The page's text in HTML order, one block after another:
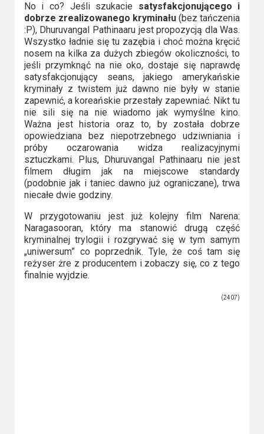
No i co? Jeśli szukacie satysfakcjonującego i
dobrze zrealizowanego kryminału (bez tańczenia
:P), Dhuruvangal Pathinaaru jest propozycją dla Was.
Wszystko ładnie się tu zazębia i choć można kręcić
nosem na kilka za dużych zbiegów okoliczności, to
jeśli przymknąć na nie oko, dostaje się naprawdę
satysfakcjonujący seans, jakiego amerykańskie
kryminały z twistem już dawno nie były w stanie
zapewnić, a koreańskie przestały zapewniać. Nikt tu
nie sili się na nie wiadomo jak wymyślne kino.
Ważna jest historia oraz to, by została dobrze
opowiedziana bez niepotrzebnego udziwniania i
próby oczarowania widza realizacyjnymi
sztuczkami. Plus, Dhuruvangal Pathinaaru nie jest
filmem długim jak na miejscowe standardy
(podobnie jak i taniec dawno już ograniczane), trwa
niecałe dwie godziny.
W przygotowaniu jest już kolejny film Narena:
Naragasooran, który ma stanowić drugą część
kryminalnej trylogii i rozgrywać się w tym samym
„uniwersum” co poprzednik. Tyle, że coś tam się
reżyser żre z producentem i zobaczy się, co z tego
finalnie wyjdzie.
(2407)